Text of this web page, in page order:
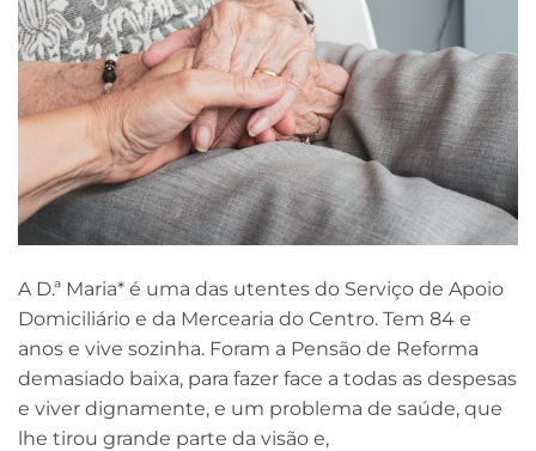
A D.ª Maria* é uma das utentes do Serviço de Apoio
Domiciliário e da Mercearia do Centro. Tem 84 e
anos e vive sozinha. Foram a Pensão de Reforma
demasiado baixa, para fazer face a todas as despesas
e viver dignamente, e um problema de saúde, que
lhe tirou grande parte da visão e,